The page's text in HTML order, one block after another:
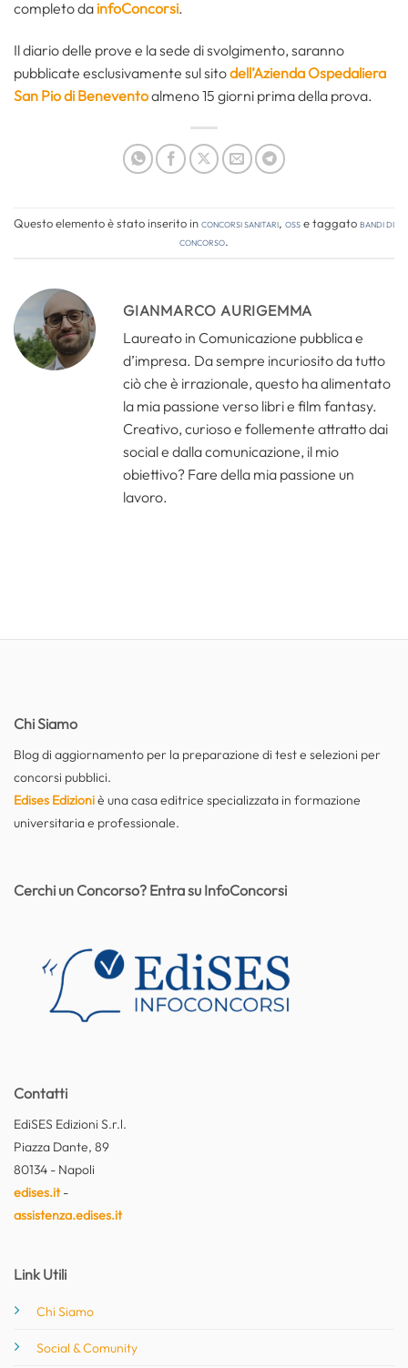
completo da infoConcorsi.
Il diario delle prove e la sede di svolgimento, saranno
pubblicate esclusivamente sul sitodell’Azienda Ospedaliera
San Pio di Beneventoalmeno 15 giorni prima della prova.
Questo elemento è stato inserito inConcorsi Sanitari, OSSe taggatobandi di
concorso.
GIANMARCO AURIGEMMA
Laureato in Comunicazione pubblica e
d’impresa. Da sempre incuriosito da tutto
ciò che è irrazionale, questo ha alimentato
la mia passione verso libri e film fantasy.
Creativo, curioso e follemente attratto dai
social e dalla comunicazione, il mio
obiettivo? Fare della mia passione un
lavoro.
Chi Siamo
Blog di aggiornamento per la preparazione di test e selezioni per
concorsi pubblici.
Edises Edizioniè una casa editrice specializzata in formazione
universitaria e professionale.
Contatti
EdiSES Edizioni S.r.l.
Piazza Dante, 89
80134 - Napoli
edises.it-
assistenza.edises.it
Link Utili
Chi Siamo
Social & Comunity
Cerchi un Concorso? Entra su InfoConcorsi